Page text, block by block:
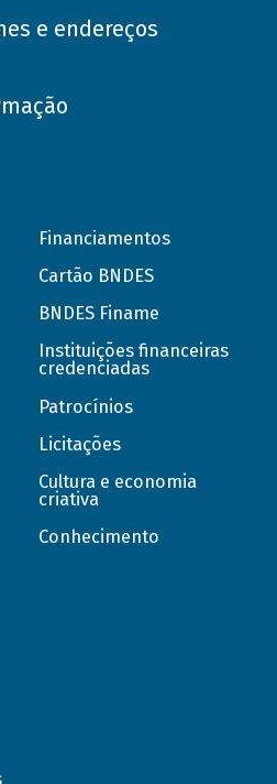
e endereços
Financiamentos
Cartão BNDES
BNDES Finame
Instituições financeiras
credenciadas
Patrocínios
Licitações
Cultura e economia
criativa
Conhecimento